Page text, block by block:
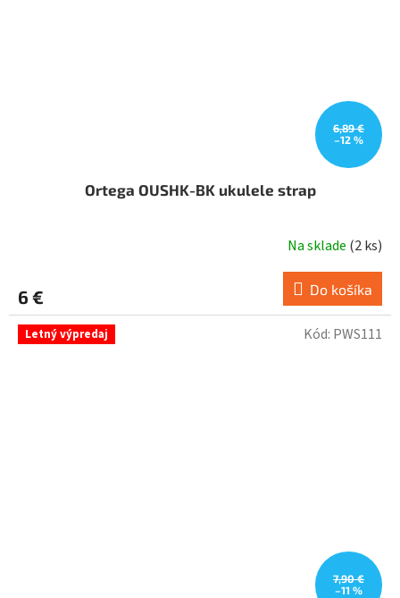
6,89 €
–12 %
Ortega OUSHK-BK ukulele strap
Na sklade (2 ks)
6 € Do košíka
Letný výpredaj
7,90 €
–11 %
Kód: PWS111